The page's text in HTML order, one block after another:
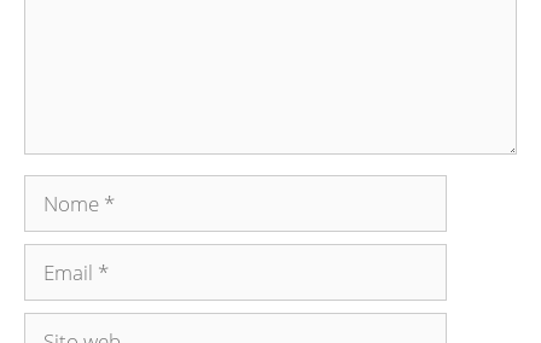
Nome
Email
Sito